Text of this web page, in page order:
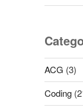
ACG (3)
Coding